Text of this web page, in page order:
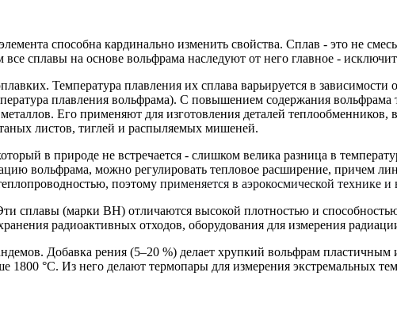
способна кардинально изменить свойства. Сплав - это не
сплавы на основе вольфрама наследуют от него главное -
Температура плавления их сплава варьируется в
плавления вольфрама). С повышением содержания вольфрама
Его применяют для изготовления деталей
листов, тиглей и распыляемых мишеней.
в природе не встречается - слишком велика разница в
вольфрама, можно регулировать тепловое расширение, причем
поэтому применяется в аэрокосмической технике
сплавы (марки ВН) отличаются высокой плотностью и
радиоактивных отходов, оборудования для измерения
Добавка рения (5–20 %) делает хрупкий вольфрам пластичным
1800 °C. Из него делают термопары для измерения экстремальных